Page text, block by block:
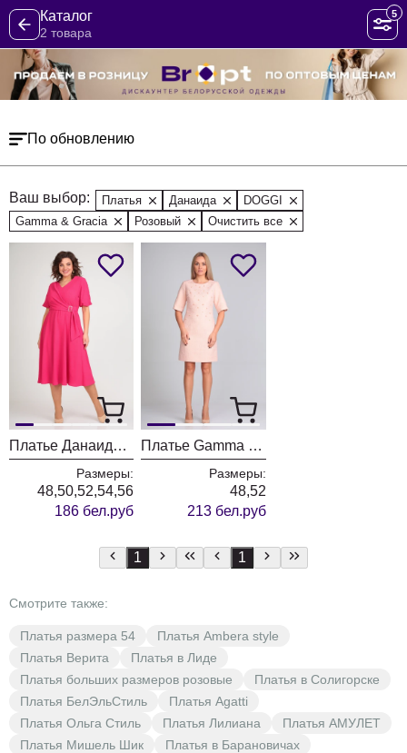
Каталог
2 товара
5
По обновлению
Ваш выбор: Платья Данаида
DOGGI
Gamma & Gracia
Розовый Очистить все
Платье Данаида 2161 фуксия
Размеры:
48,50,52,54,56
186 бел.руб
Платье Gamma & Gracia 212 нюд
Размеры:
48,52
213 бел.руб
1 1
Смотрите также:
Платья размера 54
Платья Ambera style
Платья Верита
Платья в Лиде
Платья больших размеров розовые
Платья в Солигорске
Платья БелЭльСтиль
Платья Agatti
Платья Ольга Стиль
Платья Лилиана
Платья АМУЛЕТ
Платья Мишель Шик
Платья в Барановичах